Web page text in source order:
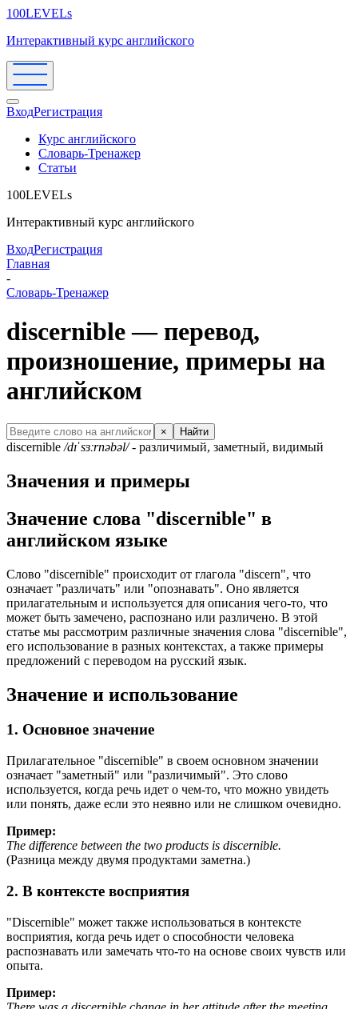
100LEVELs
Интерактивный курс английского
ВходРегистрация
Курс английского
Словарь-Тренажер
Статьи
100LEVELs
Интерактивный курс английского
ВходРегистрация
Главная
-
Словарь-Тренажер
discernible — перевод,
произношение, примеры на
английском
× Найти
discernible /dɪˈsɜːrnəbəl/- различимый, заметный, видимый
Значения и примеры
Значение слова "discernible" в
английском языке
Слово "discernible" происходит от глагола "discern", что
означает "различать" или "опознавать". Оно является
прилагательным и используется для описания чего-то, что
может быть замечено, распознано или различено. В этой
статье мы рассмотрим различные значения слова "discernible",
его использование в разных контекстах, а также примеры
предложений с переводом на русский язык.
Значение и использование
1. Основное значение
Прилагательное "discernible" в своем основном значении
означает "заметный" или "различимый". Это слово
используется, когда речь идет о чем-то, что можно увидеть
или понять, даже если это неявно или не слишком очевидно.
Пример:
The difference between the two products is discernible.
(Разница между двумя продуктами заметна.)
2. В контексте восприятия
"Discernible" может также использоваться в контексте
восприятия, когда речь идет о способности человека
распознавать или замечать что-то на основе своих чувств или
опыта.
Пример: